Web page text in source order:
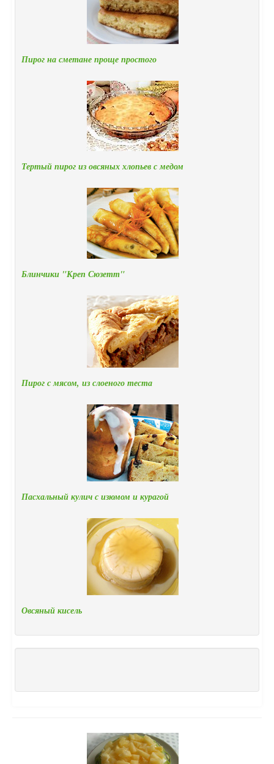
Пирог на сметане проще простого
Тертый пирог из овсяных хлопьев с медом
Блинчики "Креп Сюзетт"
Пирог с мясом, из слоеного теста
Пасхальный кулич с изюмом и курагой
Овсяный кисель